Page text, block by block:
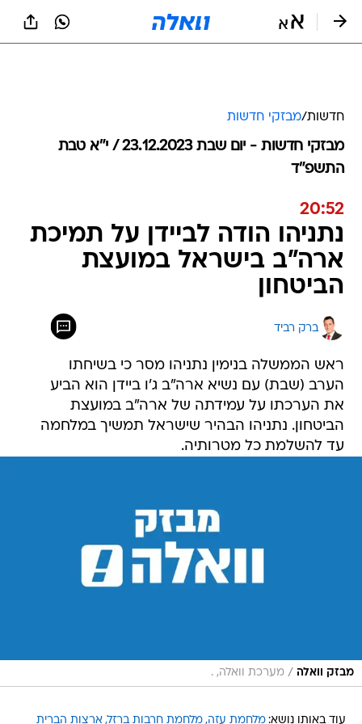
חדשות/מבזקי חדשות
מבזקי חדשות - יום שבת 23.12.2023 / י״א טבת
התשפ"ד
20:52
נתניהו הודה לביידן על תמיכת
ארה"ב בישראל במועצת
הביטחון
ברק רביד
ראש הממשלה בנימין נתניהו מסר כי בשיחתו
הערב (שבת) עם נשיא ארה"ב ג'ו ביידן הוא הביע
את הערכתו על עמידתה של ארה"ב במועצת
הביטחון. נתניהו הבהיר שישראל תמשיך במלחמה
עד להשלמת כל מטרותיה.
מבזק וואלה / מערכת וואלה, .
עוד באותו נושא: מלחמת עזה מלחמת חרבות ברזל ארצות הברית